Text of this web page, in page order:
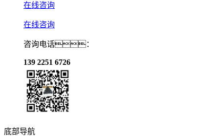
在线咨询
在线咨询
咨询电话：
139 2251 6726
底部导航